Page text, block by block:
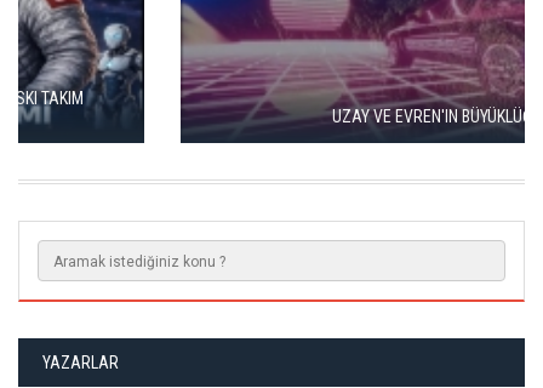
UZAY VE EVREN'IN BÜYÜKLÜĞÜ
YAZARLAR